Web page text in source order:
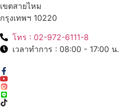
เขตสายไหม
กรุงเทพฯ 10220
โทร : 02-972-6111-8
เวลาทำการ : 08:00 - 17:00 น.